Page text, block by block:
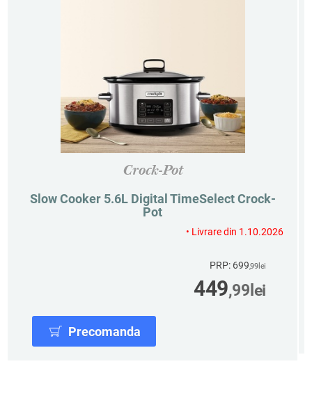
Crock-Pot
Slow Cooker 5.6L Digital TimeSelect Crock-
Pot
• Livrare din 1.10.2026
PRP: 699,99 lei
449,99 lei
Precomanda